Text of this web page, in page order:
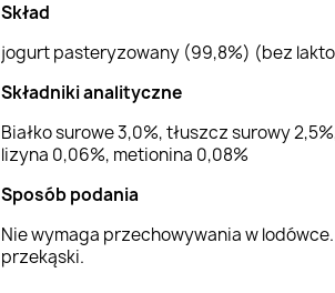
Skład
jogurt pasteryzowany (99,8%) (bez
Składniki analityczne
Białko surowe 3,0%, tłuszcz surowy
lizyna 0,06%, metionina 0,08%
Sposób podania
Nie wymaga przechowywania w
przekąski.